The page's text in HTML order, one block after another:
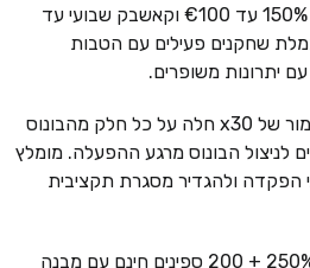
עד €100, בונוס קריפטו של 150% עד €100 וקאשבק שבועי עד
שחקנים פעילים עם הטבות
חשוב לשים לב שדרישת ההימור של x30 חלה על כל חלק מהבונוס
ויש חלון זמן של 3 ימים לניצול הבונוס מרגע ההפעלה. מומלץ
הפקדה ולהגדיר מסגרת תקציבית
חבילת קבלת פנים עד 250% + 200 ספינים חינם עם מבנה